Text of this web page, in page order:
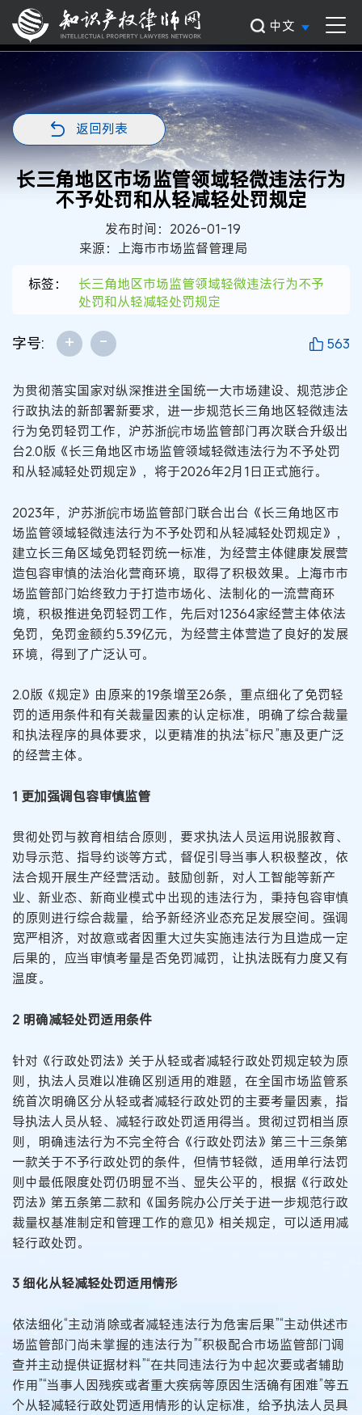
中文
返回列表
长三角地区市场监管领域轻微违法行为
不予处罚和从轻减轻处罚规定
发布时间：2026-01-19
来源：上海市市场监督管理局
标签：
长三角地区市场监管领域轻微违法行为不予
处罚和从轻减轻处罚规定
字号: + - 563
为贯彻落实国家对纵深推进全国统一大市场建设、规范涉企
行政执法的新部署新要求，进一步规范长三角地区轻微违法
行为免罚轻罚工作，沪苏浙皖市场监管部门再次联合升级出
台2.0版《长三角地区市场监管领域轻微违法行为不予处罚
和从轻减轻处罚规定》，将于2026年2月1日正式施行。
2023年，沪苏浙皖市场监管部门联合出台《长三角地区市
场监管领域轻微违法行为不予处罚和从轻减轻处罚规定》，
建立长三角区域免罚轻罚统一标准，为经营主体健康发展营
造包容审慎的法治化营商环境，取得了积极效果。上海市市
场监管部门始终致力于打造市场化、法制化的一流营商环
境，积极推进免罚轻罚工作，先后对12364家经营主体依法
免罚，免罚金额约5.39亿元，为经营主体营造了良好的发展
环境，得到了广泛认可。
2.0版《规定》由原来的19条增至26条，重点细化了免罚轻
罚的适用条件和有关裁量因素的认定标准，明确了综合裁量
和执法程序的具体要求，以更精准的执法“标尺”惠及更广泛
的经营主体。
1 更加强调包容审慎监管
贯彻处罚与教育相结合原则，要求执法人员运用说服教育、
劝导示范、指导约谈等方式，督促引导当事人积极整改，依
法合规开展生产经营活动。鼓励创新，对人工智能等新产
业、新业态、新商业模式中出现的违法行为，秉持包容审慎
的原则进行综合裁量，给予新经济业态充足发展空间。强调
宽严相济，对故意或者因重大过失实施违法行为且造成一定
后果的，应当审慎考量是否免罚减罚，让执法既有力度又有
温度。
2 明确减轻处罚适用条件
针对《行政处罚法》关于从轻或者减轻行政处罚规定较为原
则，执法人员难以准确区别适用的难题，在全国市场监管系
统首次明确区分从轻或者减轻行政处罚的主要考量因素，指
导执法人员从轻、减轻行政处罚适用得当。贯彻过罚相当原
则，明确违法行为不完全符合《行政处罚法》第三十三条第
一款关于不予行政处罚的条件，但情节轻微，适用单行法罚
则中最低限度处罚仍明显不当、显失公平的，根据《行政处
罚法》第五条第二款和《国务院办公厅关于进一步规范行政
裁量权基准制定和管理工作的意见》相关规定，可以适用减
轻行政处罚。
3 细化从轻减轻处罚适用情形
依法细化“主动消除或者减轻违法行为危害后果”“主动供述市
场监管部门尚未掌握的违法行为”“积极配合市场监管部门调
查并主动提供证据材料”“在共同违法行为中起次要或者辅助
作用”“当事人因残疾或者重大疾病等原因生活确有困难”等五
个从轻减轻行政处罚适用情形的认定标准，给予执法人员具